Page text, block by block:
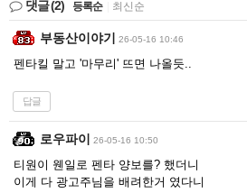
댓글(2) 등록순 최신순
부동산이야기 26-05-16 10:46
펜타킬 말고 '마무리' 뜨면 나올듯..
답글
로우파이 26-05-16 10:50
티원이 웬일로 펜타 양보를? 했더니
이게 다 광고주님을 배려한거 였다니